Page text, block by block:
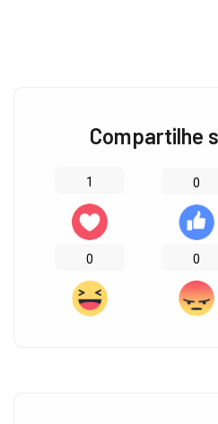
Compartilhe
1 0
0 0